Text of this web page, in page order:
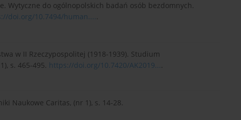
Wytyczne do ogólnopolskich badań osób bezdomnych.
doi.org/10.7494/human.....
w II Rzeczypospolitej (1918-1939). Studium
s. 465-495. https://doi.org/10.7420/AK2019....
Naukowe Caritas, (nr 1), s. 14-28.